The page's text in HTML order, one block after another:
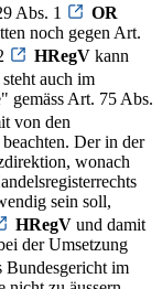
Abs. 1
OR
noch gegen Art.
HRegV kann
auch im
gemäss Art. 75 Abs.
von den
Der in der
wonach
sein soll,
HRegV und damit
der Umsetzung
Bundesgericht im